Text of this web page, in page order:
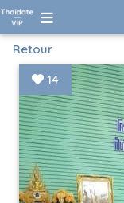
Retour
14